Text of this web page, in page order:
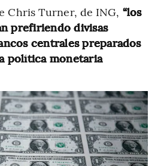
Chris Turner, de ING, “los
prefiriendo divisas
centrales preparados
política monetaria